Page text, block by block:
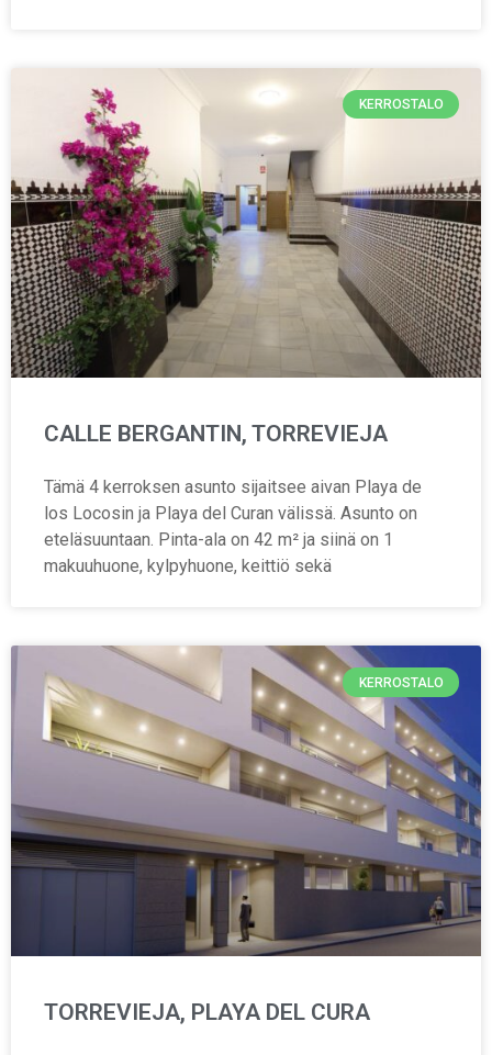
KERROSTALO
CALLE BERGANTIN, TORREVIEJA
Tämä 4 kerroksen asunto sijaitsee aivan Playa de
los Locosin ja Playa del Curan välissä. Asunto on
eteläsuuntaan. Pinta-ala on 42 m² ja siinä on 1
makuuhuone, kylpyhuone, keittiö sekä
KERROSTALO
TORREVIEJA, PLAYA DEL CURA